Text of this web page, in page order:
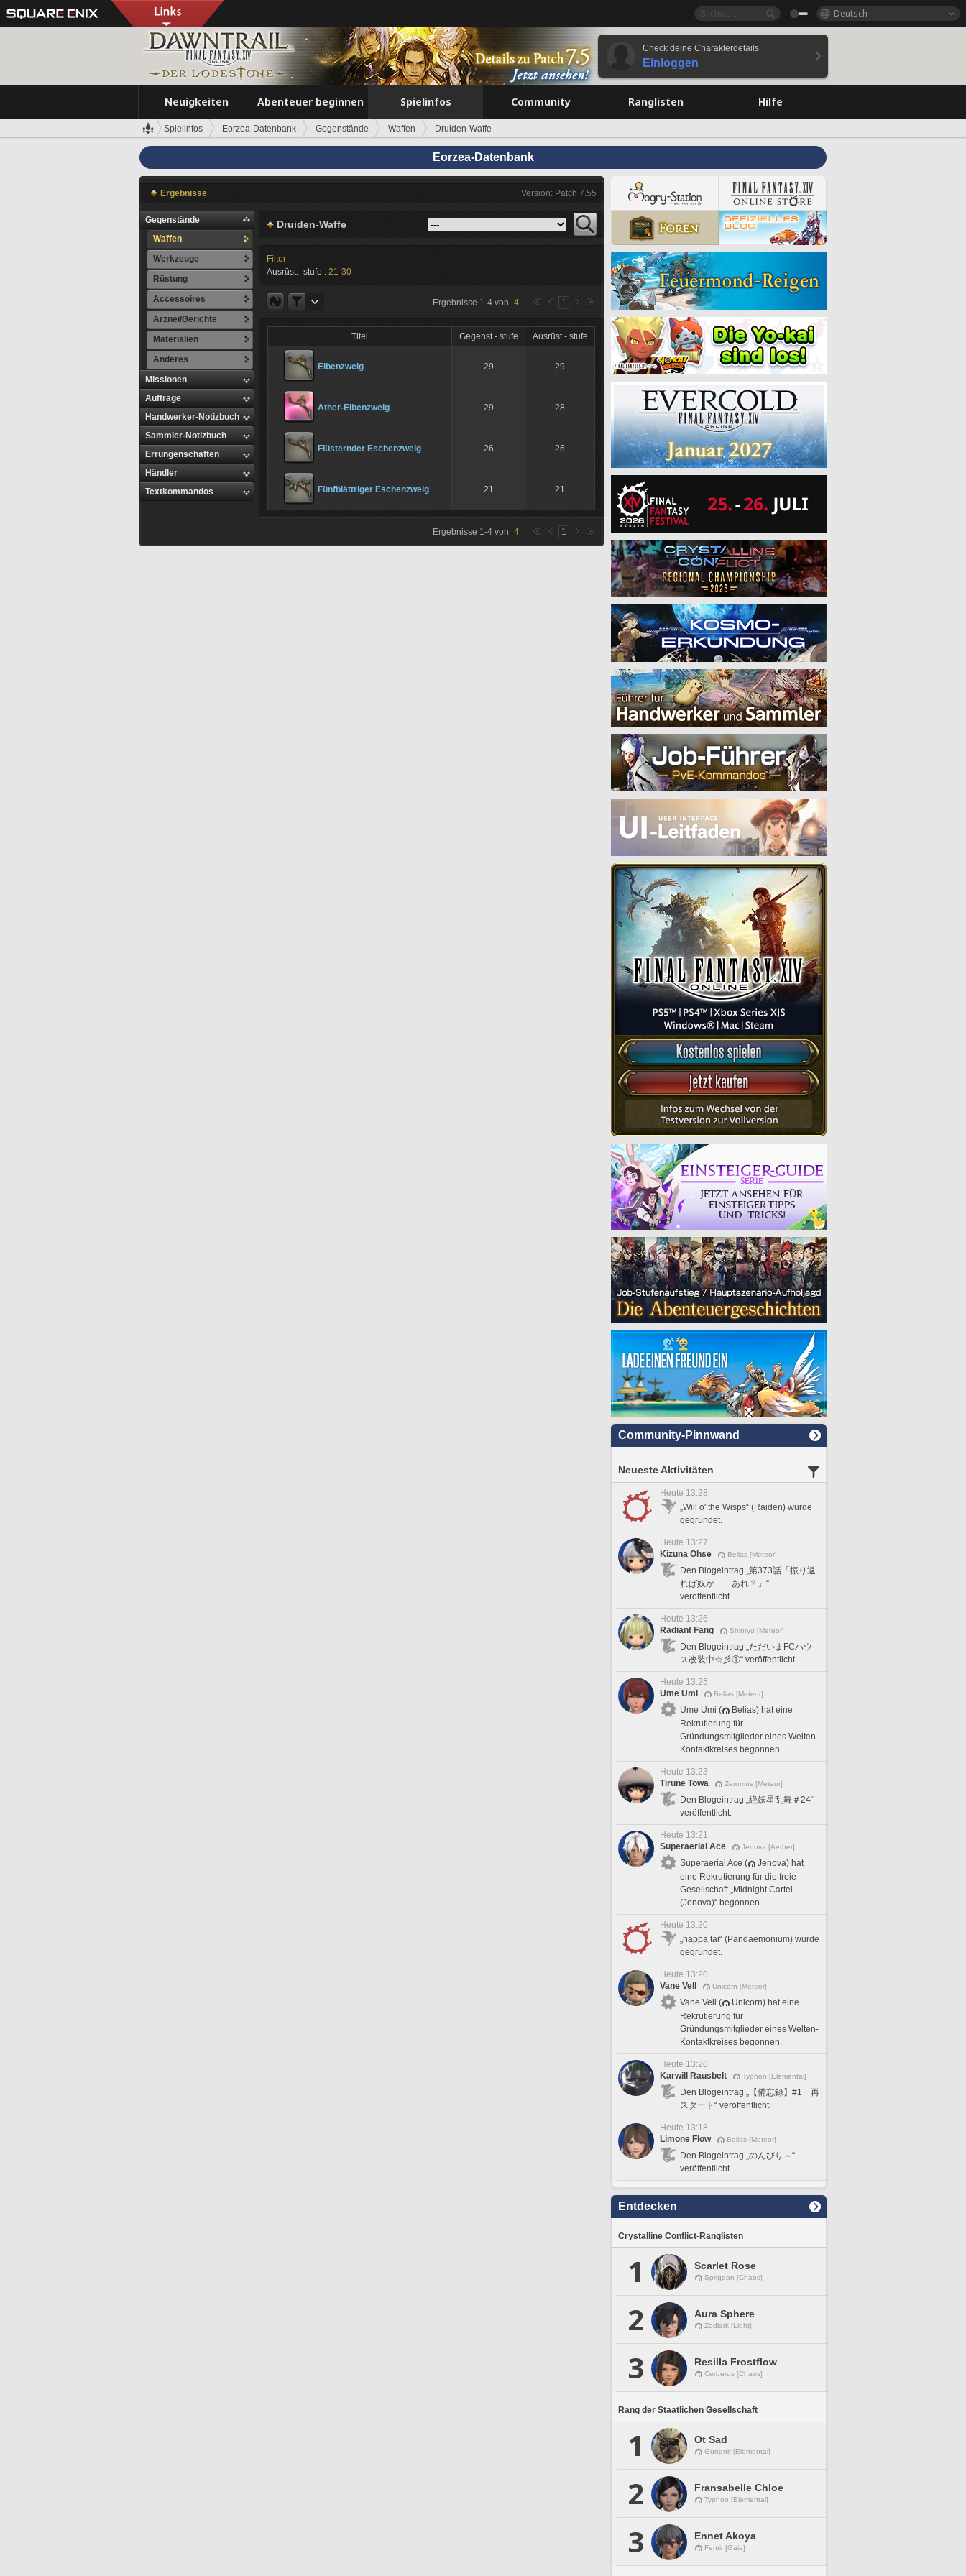
Deutsch
Check deine Charakterdetails
Einloggen
Neuigkeiten Abenteuer beginnen Spielinfos Community Ranglisten Hilfe
Spielinfos Eorzea-Datenbank Gegenstände Waffen Druiden-Waffe
Eorzea-Datenbank
Ergebnisse Version: Patch 7.55
Gegenstände
Waffen
Werkzeuge
Rüstung
Accessoires
Arznei/Gerichte
Materialien
Anderes
Missionen
Aufträge
Handwerker-Notizbuch
Sammler-Notizbuch
Errungenschaften
Händler
Textkommandos
Druiden-Waffe
Filter
Ausrüst.- stufe : 21-30
Ergebnisse 1-4 von 4 1
Titel Gegenst.- stufe Ausrüst.- stufe
Eibenzweig 29 29
Äther-Eibenzweig 29 28
Flüsternder Eschenzweig 26 26
Fünfblättriger Eschenzweig 21 21
Ergebnisse 1-4 von 4 1
Community-Pinnwand
Neueste Aktivitäten
Heute 13:28
„Will o' the Wisps“ (Raiden) wurde
gegründet.
Heute 13:27
Kizuna Ohse
Belias [Meteor]
Den Blogeintrag „第373話「振り返
れば奴が……あれ？」“
veröffentlicht.
Heute 13:26
Radiant Fang
Shinryu [Meteor]
Den Blogeintrag „ただいまFCハウ
ス改装中☆彡①“ veröffentlicht.
Heute 13:25
Ume Umi
Belias [Meteor]
Ume Umi (
Belias) hat eine
Rekrutierung für
Gründungsmitglieder eines Welten-
Kontaktkreises begonnen.
Heute 13:23
Tirune Towa
Zeromus [Meteor]
Den Blogeintrag „絶妖星乱舞＃24“
veröffentlicht.
Heute 13:21
Superaerial Ace
Jenova [Aether]
Superaerial Ace (
Jenova) hat
eine Rekrutierung für die freie
Gesellschaft „Midnight Cartel
(Jenova)“ begonnen.
Heute 13:20
„happa tai“ (Pandaemonium) wurde
gegründet.
Heute 13:20
Vane Vell
Unicorn [Meteor]
Vane Vell (
Unicorn) hat eine
Rekrutierung für
Gründungsmitglieder eines Welten-
Kontaktkreises begonnen.
Heute 13:20
Karwill Rausbelt
Typhon [Elemental]
Den Blogeintrag „【備忘録】#1 再
スタート“ veröffentlicht.
Heute 13:18
Limone Flow
Belias [Meteor]
Den Blogeintrag „のんびり～“
veröffentlicht.
Entdecken
Crystalline Conflict-Ranglisten
1 Scarlet Rose
Spriggan [Chaos]
2 Aura Sphere
Zodiark [Light]
3 Resilla Frostflow
Cerberus [Chaos]
Rang der Staatlichen Gesellschaft
1 Ot Sad
Gungnir [Elemental]
2 Fransabelle Chloe
Typhon [Elemental]
3 Ennet Akoya
Fenrir [Gaia]